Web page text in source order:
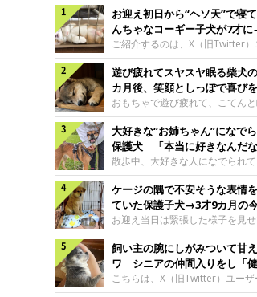
お迎え初日から“ヘソ天”で寝
んちゃなコーギー子犬が7才
コ“コーギースマイル”が魅力
長！
ご紹介するのは、X（旧Twitter）
＠Kus1oKg2vsgdWS2さんの愛
シュ・コーギー・ペンブローク
ん。今年の8月で7才になるという
んですが、いったいどんな子犬時
したのでしょうか。今回は、神
成長を飼い主さんと振り返ります
ゃんの成長について聞いた！お迎
日後の神楽ちゃん（撮影時生後2
Kus1oKg2vsgdWS2――お迎え当
ちゃんの様子について教えてくだ
い主さん： 「お迎え当日から“ヘ
るようなコでし
遊び疲れてスヤスヤ眠る柴犬
カ月後、笑顔としっぽで喜び
に成長！
おもちゃで遊び疲れて、こてんと
犬。あれから2カ月、表情や行動
まな変化が見られるようになりま
び疲れて眠る生後2カ月のなっち
疲れた様子のなっちゃん。
するのは、X（旧Twitter）ユーザ
@Pkndg_さんの愛犬・なっちゃ
時、生後4カ月／柴犬）。こちら
は、なっちゃんが生後2カ月のこ
された一枚です。この日、なっ
族と一緒におもちゃで遊んでいま
くさん遊んで疲れたのか、その後
めたそうです。眠るなっちゃん。
@Pkndg_
大好きな“お姉ちゃん”になで
保護犬 「本当に好きなんだ
じる表情にほっこり
散歩中、大好きな人になでられて
そうな表情を見せる元保護犬。
な姿に、見ているこちらまでほっ
す。大好きな“お姉ちゃん”に甘え
くん妹さんになでてもらい、うれ
表情を見せる小次郎くん（2026
影）。@mika_Jimmy紹介するの
Twitter）ユーザー@mika_Jimmy
犬・小次郎くん（撮影時5才）。
は、飼い主さんの妹さんと一緒
ケージの隅で不安そうな表情
ていた保護子犬→3才9カ月の
を克服し頼もしいコに成長！
お迎え当日は緊張した様子を見せ
野犬の保護子犬。あれから約3年
だったことを一つひとつ克服し、
り添う姿を見せています。お迎え
ージの隅で不安そうにお迎え当日
アちゃん。@nemonemotos今
飼い主の腕にしがみついて甘
ワ シニアの仲間入りをし「
やかな暮らしが続いてほしい」
こちらは、X（旧Twitter）ユーザ
kotubusuke617さんが投稿した